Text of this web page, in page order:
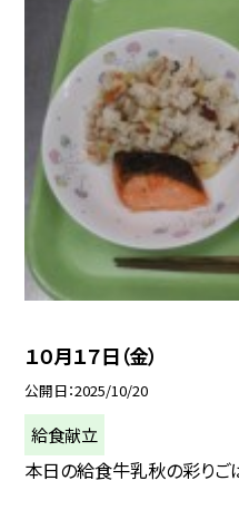
１０月１７日（金）
公開日 2025/10/20
給食献立
本日の給食牛乳秋の彩り